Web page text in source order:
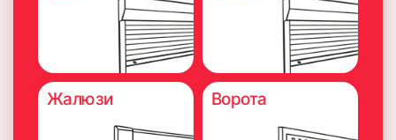
Жалюзи Ворота